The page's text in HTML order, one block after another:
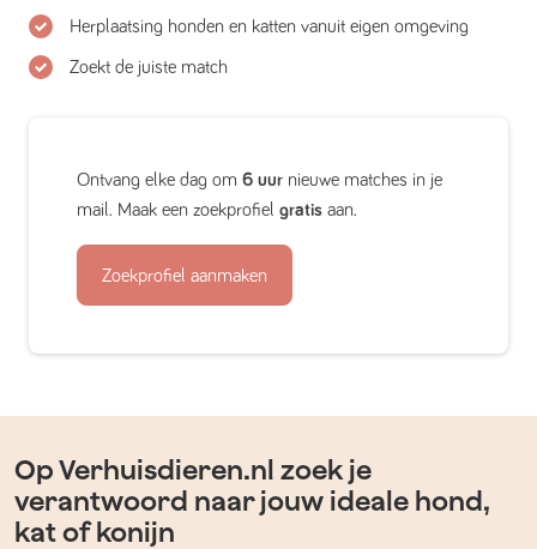
Herplaatsing honden en katten vanuit eigen omgeving
Zoekt de juiste match
Ontvang elke dag om 6 uur nieuwe matches in je
mail. Maak een zoekprofiel gratis aan.
Zoekprofiel aanmaken
Op Verhuisdieren.nl zoek je
verantwoord naar jouw ideale hond,
kat of konijn